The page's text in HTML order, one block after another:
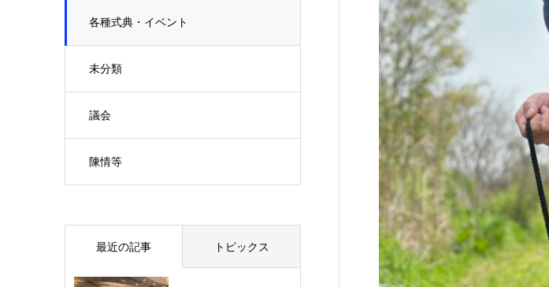
各種式典・イベント
未分類
議会
陳情等
最近の記事 トピックス